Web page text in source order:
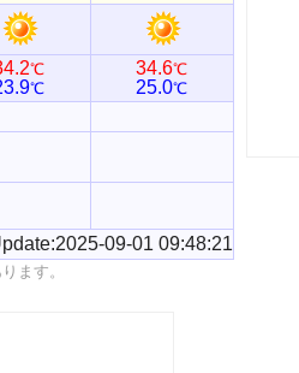
℃
℃
34.6℃
25.0℃
09-01 09:48:21
ます。